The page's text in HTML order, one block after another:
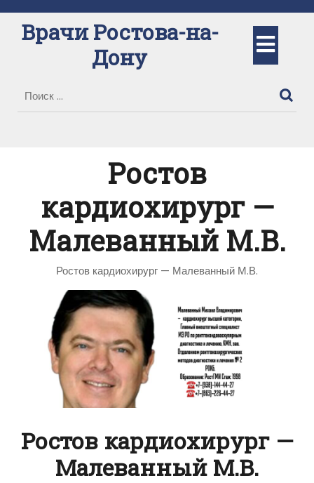
содержимому
Врачи Ростова-на-
Дону
Ростов
кардиохирург —
Малеванный М.В.
Ростов кардиохирург — Малеванный М.В.
Ростов кардиохирург —
Малеванный М.В.